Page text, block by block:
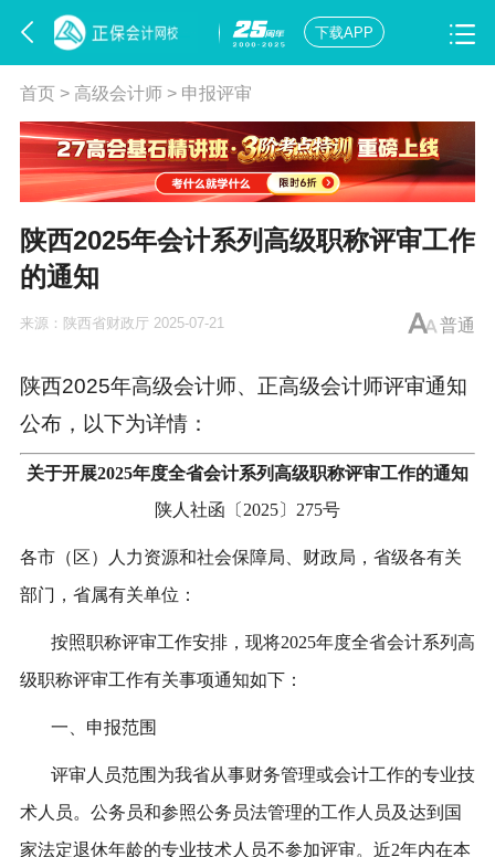
下载APP
首页> 高级会计师> 申报评审
陕西2025年会计系列高级职称评审工作
的通知
普通
来源： 陕西省财政厅 2025-07-21
陕西2025年高级会计师、正高级会计师评审通知
公布，以下为详情：
关于开展2025年度全省会计系列高级职称评审工作的通知
陕人社函〔2025〕275号
各市（区）人力资源和社会保障局、财政局，省级各有关
部门，省属有关单位：
按照职称评审工作安排，现将2025年度全省会计系列高
级职称评审工作有关事项通知如下：
一、申报范围
评审人员范围为我省从事财务管理或会计工作的专业技
术人员。公务员和参照公务员法管理的工作人员及达到国
家法定退休年龄的专业技术人员不参加评审。近2年内在本